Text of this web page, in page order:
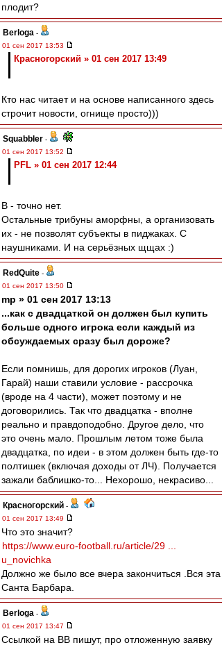
плодит?
Berloga -
01 сен 2017 13:53
Красногорский » 01 сен 2017 13:49
Кто нас читает и на основе написанного здесь
строчит новости, огнище просто)))
Squabbler -
01 сен 2017 13:52
PFL » 01 сен 2017 12:44
В - точно нет.
Остальные трибуны аморфны, а организовать
их - не позволят субъекты в пиджаках. С
наушниками. И на серьёзных щщах :)
RedQuite -
01 сен 2017 13:50
mp » 01 сен 2017 13:13
...как с двадцаткой он должен был купить
больше одного игрока если каждый из
обсуждаемых сразу был дороже?
Если помнишь, для дорогих игроков (Луан,
Гарай) наши ставили условие - рассрочка
(вроде на 4 части), может поэтому и не
договорились. Так что двадцатка - вполне
реально и правдоподобно. Другое дело, что
это очень мало. Прошлым летом тоже была
двадцатка, по идеи - в этом должен быть где-то
полтишек (включая доходы от ЛЧ). Получается
зажали баблишко-то... Нехорошо, некрасиво...
Красногорский -
01 сен 2017 13:49
Что это значит?
https://www.euro-football.ru/article/29 ...
u_novichka
Должно же было все вчера закончиться .Вся эта
Санта Барбара.
Berloga -
01 сен 2017 13:47
Ссылкой на ВВ пишут, про отложенную заявку